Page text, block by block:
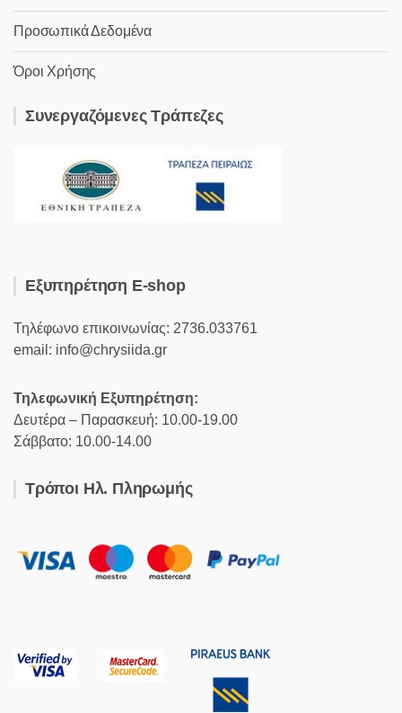
Προσωπικά Δεδομένα
Όροι Χρήσης
Συνεργαζόμενες Τράπεζες
Εξυπηρέτηση E-shop
Τηλέφωνο επικοινωνίας: 2736.033761
email: info@chrysiida.gr
Τηλεφωνική Εξυπηρέτηση:
Δευτέρα – Παρασκευή: 10.00-19.00
Σάββατο: 10.00-14.00
Τρόποι Ηλ. Πληρωμής